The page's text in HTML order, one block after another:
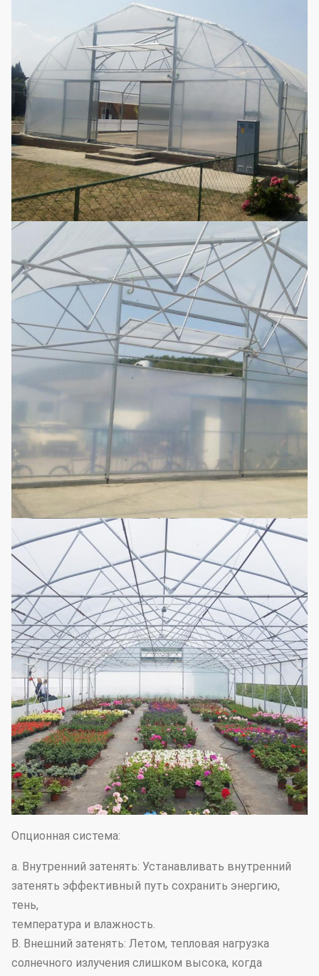
Опционная система:
a. Внутренний затенять: Устанавливать внутренний
затенять эффективный путь сохранить энергию,
тень,
температура и влажность.
B. Внешний затенять: Летом, тепловая нагрузка
солнечного излучения слишком высока, когда